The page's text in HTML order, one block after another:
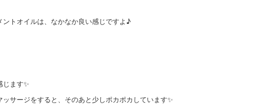
トオイルは、なかなか良い感じですよ♪
ます✨
サージをすると、そのあと少しポカポカしています✨